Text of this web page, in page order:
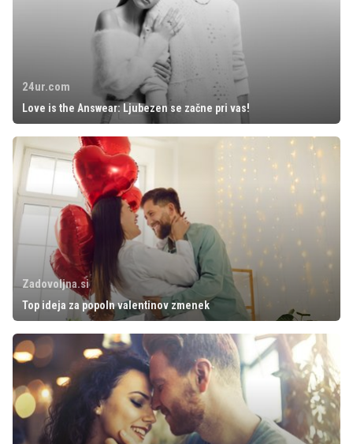
24ur.com
Love is the Answear: Ljubezen se začne pri vas!
Zadovoljna.si
Top ideja za popoln valentinov zmenek